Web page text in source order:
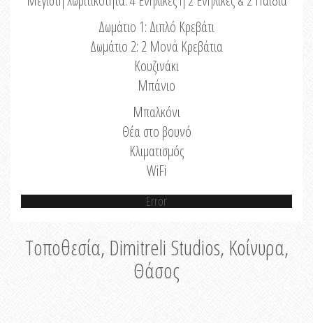
Δωμάτιο 1: Διπλό Κρεβάτι
Δωμάτιο 2: 2 Μονά Κρεβάτια
Κουζινάκι
Μπάνιο
Μπαλκόνι
Θέα στο βουνό
Κλιματισμός
WiFi
Error
Τοποθεσία, Dimitreli Studios, Κοίνυρα,
Θάσος